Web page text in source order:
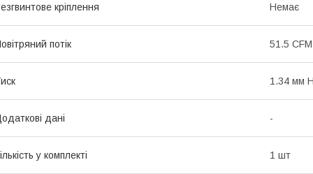
кріплення Немає
потік 51.5 CFM
1.34 мм
дані -
у комплекті 1 шт